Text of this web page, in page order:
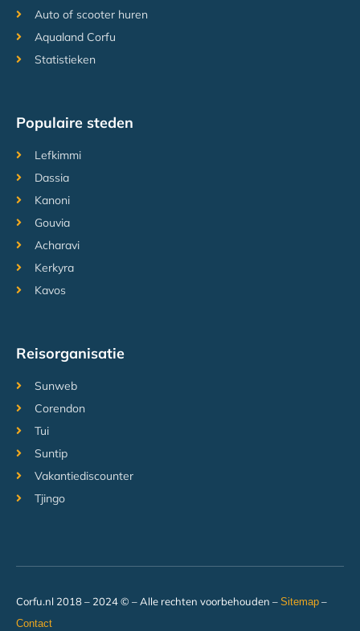
Auto of scooter huren
Aqualand Corfu
Statistieken
Populaire steden
Lefkimmi
Dassia
Kanoni
Gouvia
Acharavi
Kerkyra
Kavos
Reisorganisatie
Sunweb
Corendon
Tui
Suntip
Vakantiediscounter
Tjingo
Corfu.nl 2018 – 2024 © – Alle rechten voorbehouden – Sitemap –
Contact